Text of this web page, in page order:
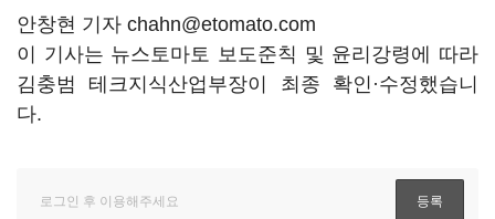
안창현 기자 chahn@etomato.com
이 기사는 뉴스토마토 보도준칙 및 윤리강령에 따라
김충범 테크지식산업부장이 최종 확인·수정했습니
다.